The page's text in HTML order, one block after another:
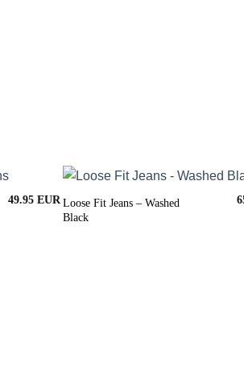
49.95
Loose Fit Jeans – Washed
Black